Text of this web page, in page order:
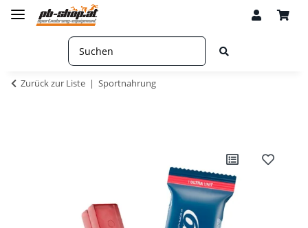
Zurück zur Liste Sportnahrung